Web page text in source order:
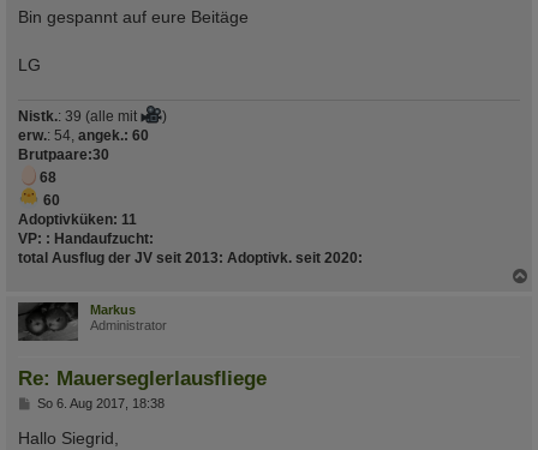
Bin gespannt auf eure Beitäge
LG
Nistk.: 39 (alle mit
)
erw.: 54, angek.: 60
Brutpaare:30
68
60
Adoptivküken: 11
VP: : Handaufzucht:
total Ausflug der JV seit 2013: Adoptivk. seit 2020:
Markus
Administrator
Re: Mauerseglerlausfliege
B
i
So 6. Aug 2017, 18:38
Hallo Siegrid,